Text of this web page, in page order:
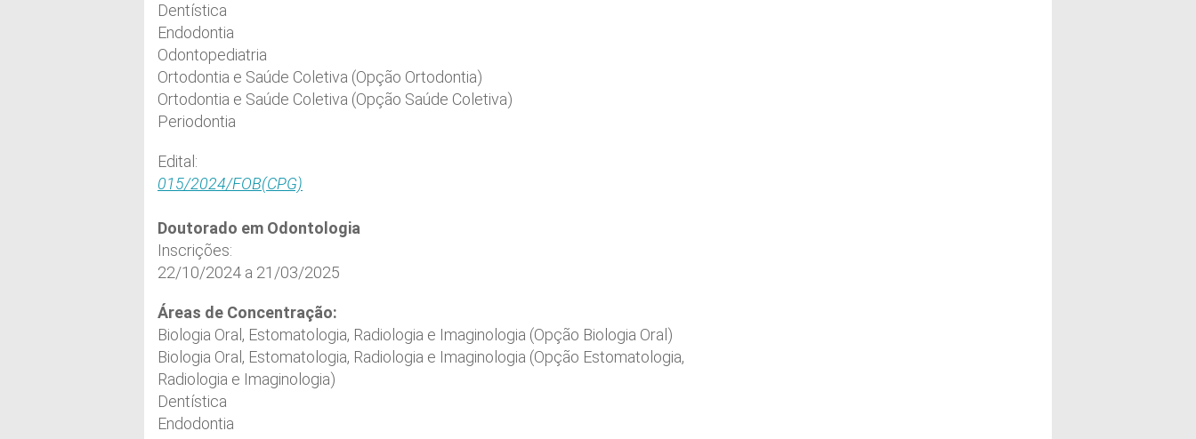
Dentística
Endodontia
Odontopediatria
Ortodontia e Saúde Coletiva (Opção Ortodontia)
Ortodontia e Saúde Coletiva (Opção Saúde Coletiva)
Periodontia
Edital:
015/2024/FOB(CPG)
Doutorado em Odontologia
Inscrições:
22/10/2024 a 21/03/2025
Áreas de Concentração:
Biologia Oral, Estomatologia, Radiologia e Imaginologia (Opção Biologia Oral)
Biologia Oral, Estomatologia, Radiologia e Imaginologia (Opção Estomatologia,
Radiologia e Imaginologia)
Dentística
Endodontia